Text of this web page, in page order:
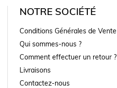
NOTRE SOCIÉTÉ
Conditions Générales de Vente
Qui sommes-nous ?
Comment effectuer un retour ?
Livraisons
Contactez-nous